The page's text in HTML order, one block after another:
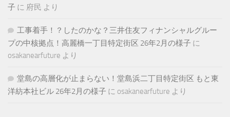
子 に 府民 より
工事着手！？したのかな？三井住友フィナンシャルグルー
プの中核拠点！高麗橋一丁目特定街区 26年2月の様子 に
osakanearfuture より
堂島の高層化が止まらない！堂島浜二丁目特定街区 もと東
洋紡本社ビル 26年2月の様子 に osakanearfuture より